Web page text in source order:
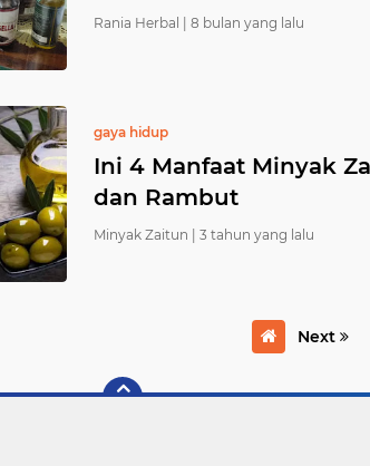
Rania Herbal | 8 bulan yang lalu
gaya hidup
Ini 4 Manfaat Minyak
dan Rambut
Minyak Zaitun | 3 tahun yang lalu
Next